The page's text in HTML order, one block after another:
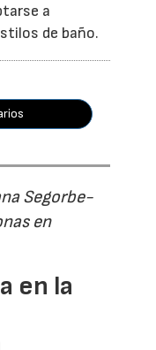
a
de baño.
Segorbe-
en
en la